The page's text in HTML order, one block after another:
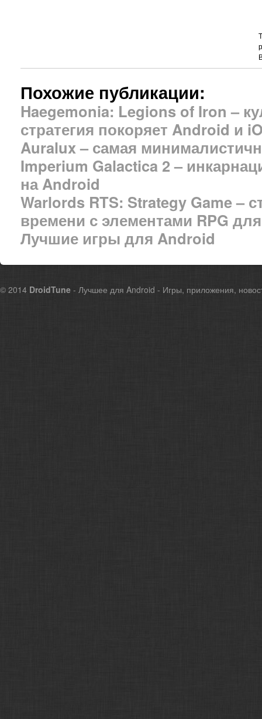
Похожие публикации:
Haegemonia: Legions of Iron –
стратегия покоряет Android и
Auralux – самая
Imperium Galactica 2 –
на Android
Warlords RTS: Strategy Game –
времени с элементами RPG
Лучшие игры для Android
© 2014 DroidTune - Лучшее для Android - Игры, приложения,